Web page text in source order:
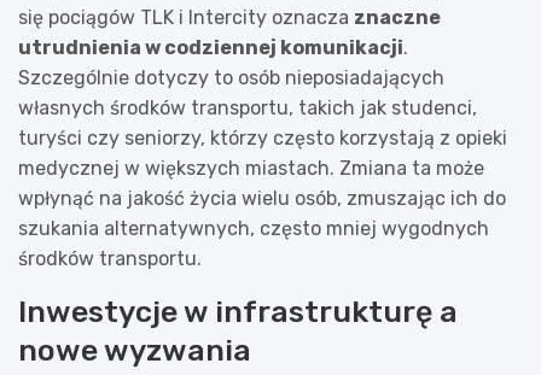
się pociągów TLK i Intercity oznacza znaczne
utrudnienia w codziennej komunikacji.
Szczególnie dotyczy to osób nieposiadających
własnych środków transportu, takich jak studenci,
turyści czy seniorzy, którzy często korzystają z opieki
medycznej w większych miastach. Zmiana ta może
wpłynąć na jakość życia wielu osób, zmuszając ich do
szukania alternatywnych, często mniej wygodnych
środków transportu.
Inwestycje w infrastrukturę a
nowe wyzwania